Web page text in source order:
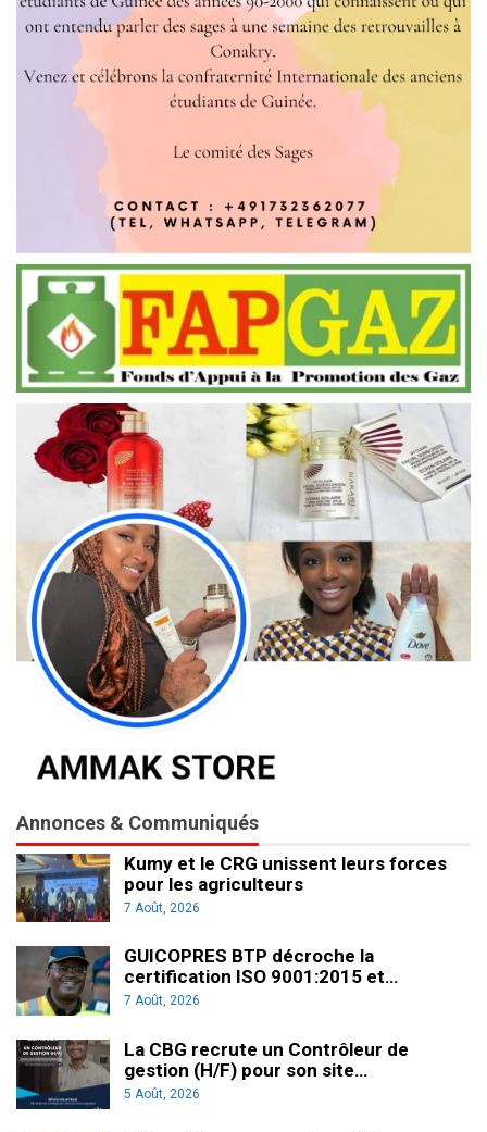
Annonces & Communiqués
Kumy et le CRG unissent leurs forces
pour les agriculteurs
7 Août, 2026
GUICOPRES BTP décroche la
certification ISO 9001:2015 et…
7 Août, 2026
La CBG recrute un Contrôleur de
gestion (H/F) pour son site…
5 Août, 2026